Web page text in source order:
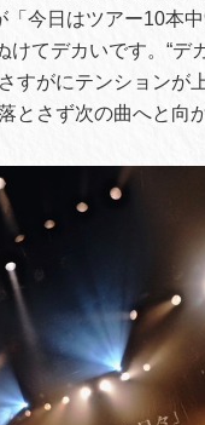
今日はツアー10本
てデカいです。“デ
すがにテンションが
とさず次の曲へと向